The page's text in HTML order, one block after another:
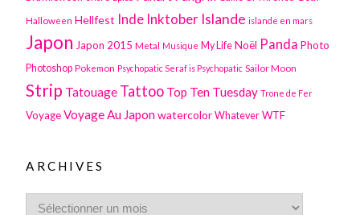
Halloween Hellfest Inde Inktober Islande islande en mars
Japon Japon 2015 Metal Musique My Life Noël Panda Photo
Photoshop Pokemon Psychopatic Seraf is Psychopatic Sailor Moon
Strip Tatouage Tattoo Top Ten Tuesday Trone de Fer
Voyage Voyage Au Japon watercolor Whatever WTF
ARCHIVES